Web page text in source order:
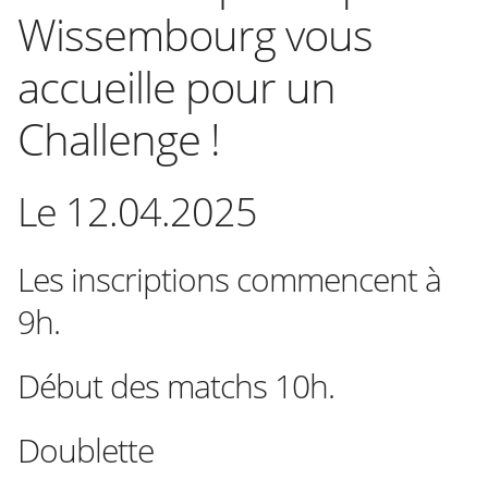
Wissembourg vous
accueille pour un
Challenge !
Le 12.04.2025
Les inscriptions commencent à
9h.
Début des matchs 10h.
Doublette